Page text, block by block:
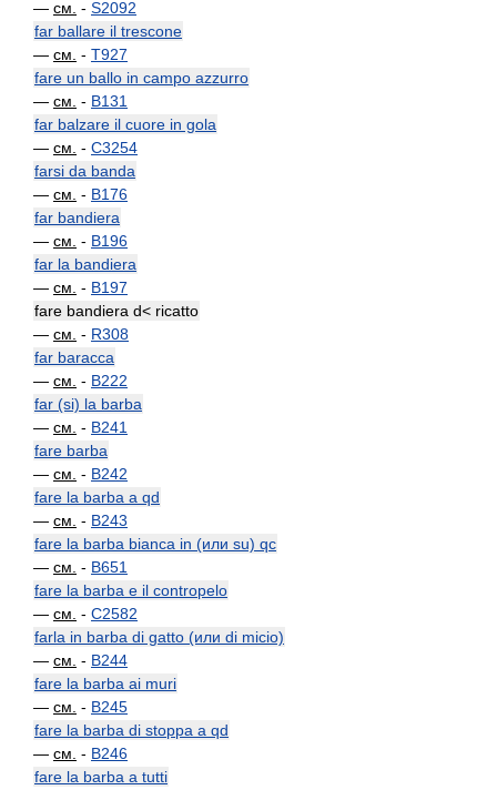
— см. - S2092
far ballare il trescone
— см. - T927
fare un ballo in campo azzurro
— см. - B131
far balzare il cuore in gola
— см. - C3254
farsi da banda
— см. - B176
far bandiera
— см. - B196
far la bandiera
— см. - B197
fare bandiera d< ricatto
— см. - R308
far baracca
— см. - B222
far (si) la barba
— см. - B241
fare barba
— см. - B242
fare la barba a qd
— см. - B243
fare la barba bianca in (или su) qc
— см. - B651
fare la barba e il contropelo
— см. - C2582
farla in barba di gatto (или di micio)
— см. - B244
fare la barba ai muri
— см. - B245
fare la barba di stoppa a qd
— см. - B246
fare la barba a tutti